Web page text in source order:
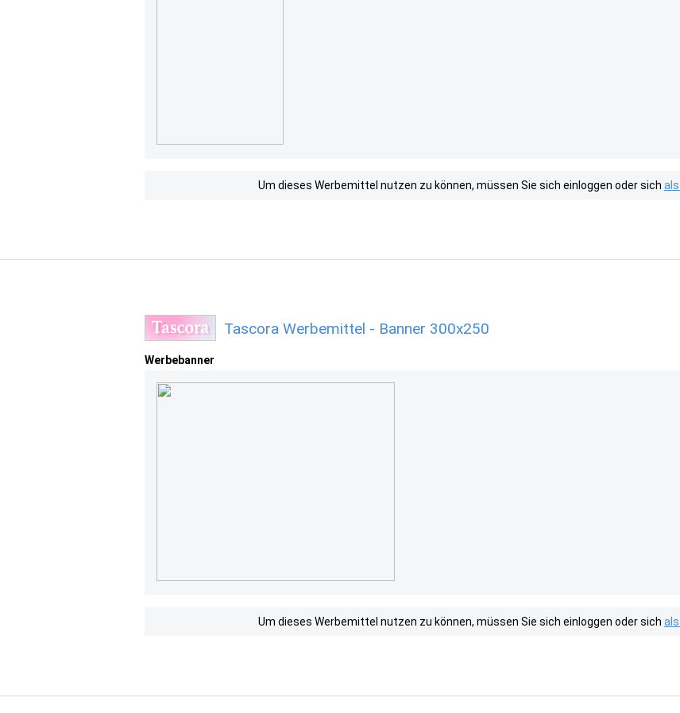
Um dieses Werbemittel nutzen zu können, müssen Sie sich einloggen oder sich
Tascora Werbemittel - Banner 300x250
Werbebanner
Um dieses Werbemittel nutzen zu können, müssen Sie sich einloggen oder sich